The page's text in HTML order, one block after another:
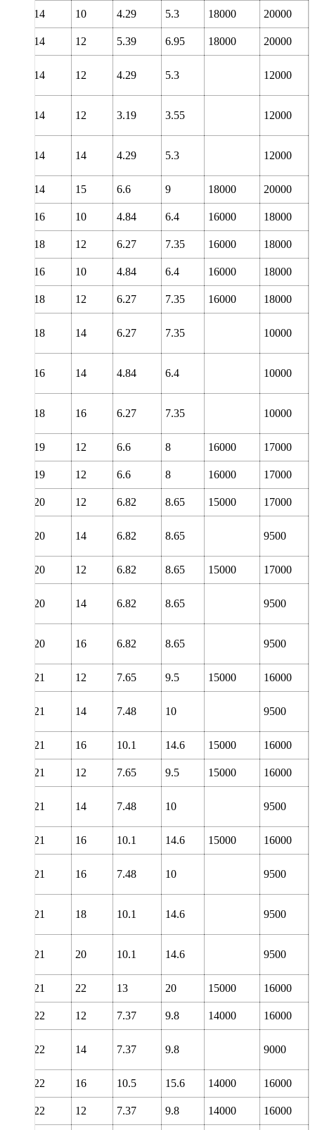
14 10 4.29 5.3 18000 20000
14 12 5.39 6.95 18000 20000
14 12 4.29 5.3 12000
14 12 3.19 3.55 12000
14 14 4.29 5.3 12000
14 15 6.6 9 18000 20000
16 10 4.84 6.4 16000 18000
18 12 6.27 7.35 16000 18000
16 10 4.84 6.4 16000 18000
18 12 6.27 7.35 16000 18000
18 14 6.27 7.35 10000
16 14 4.84 6.4 10000
18 16 6.27 7.35 10000
19 12 6.6 8 16000 17000
19 12 6.6 8 16000 17000
20 12 6.82 8.65 15000 17000
20 14 6.82 8.65 9500
20 12 6.82 8.65 15000 17000
20 14 6.82 8.65 9500
20 16 6.82 8.65 9500
21 12 7.65 9.5 15000 16000
21 14 7.48 10 9500
21 16 10.1 14.6 15000 16000
21 12 7.65 9.5 15000 16000
21 14 7.48 10 9500
21 16 10.1 14.6 15000 16000
21 16 7.48 10 9500
21 18 10.1 14.6 9500
21 20 10.1 14.6 9500
21 22 13 20 15000 16000
22 12 7.37 9.8 14000 16000
22 14 7.37 9.8 9000
22 16 10.5 15.6 14000 16000
22 12 7.37 9.8 14000 16000